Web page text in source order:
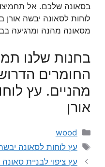
בסאונה שלכם. אל
לוחות לסאונה יבשה אורן
מסאונה מהנה ומרגיעה
בחנות שלנו
החומרים
מהניים. עץ
אורן
קטגוריות
wood
תגיות
עץ לוחות לסאונה
עץ ציפוי לבניית